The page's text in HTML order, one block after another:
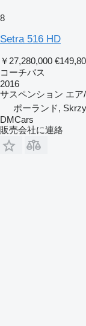
8
Setra 516 HD
￥27,280,000
コーチバス
2016
サスペンション エア
ポーランド,
DMCars
販売会社に連絡